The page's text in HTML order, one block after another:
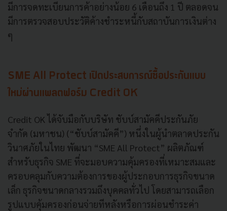
มีการจดทะเบียนการค้าอย่างน้อย 6 เดือนถึง 1 ปี ตลอดจน
มีการตรวจสอบประวัติค้างชำระหนี้กับสถาบันการเงินต่าง
ๆ
SME All Protect เปิดประสบการณ์ซื้อประกันแบบ
ใหม่ผ่านแพลตฟอร์ม Credit OK
Credit OK ได้จับมือกับบริษัท ชับบ์สามัคคีประกันภัย
จำกัด (มหาชน) (“ชับบ์สามัคคี”) หนึ่งในผู้นำตลาดประกัน
วินาศภัยในไทย พัฒนา “SME All Protect” ผลิตภัณฑ์
สำหรับธุรกิจ SME ที่จะมอบความคุ้มครองที่เหมาะสมและ
ครอบคลุมกับความต้องการของผู้ประกอบการธุรกิจขนาด
เล็ก ธุรกิจขนาดกลางรวมถึงบุคคลทั่วไป โดยสามารถเลือก
รูปแบบคุ้มครองก่อนจ่ายทีหลังหรือการผ่อนชำระค่า